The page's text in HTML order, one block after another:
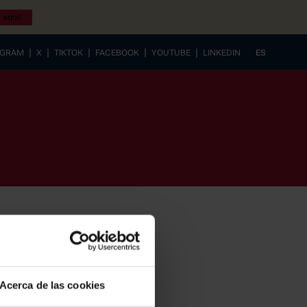
Acerca de las cookies
aquí!
| X | TIKTOK | FACEBOOK | YOUTUBE | LINKEDIN
ES